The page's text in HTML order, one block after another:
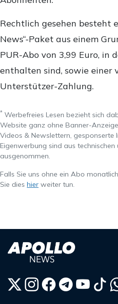
Rechtlich gesehen besteht
News“-Paket aus einem
PUR-Abo von 3,99 Euro, in
enthalten sind, sowie einer
Unterstützer-Zahlung.
* Werbefreies Lesen bezieht sich
Website ganz ohne Banner-
Videos & Newslettern, gesponserte
Eigenwerbung sind aus
ausgenommen.
Falls Sie uns ohne ein Abo
Sie dies hier weiter tun.